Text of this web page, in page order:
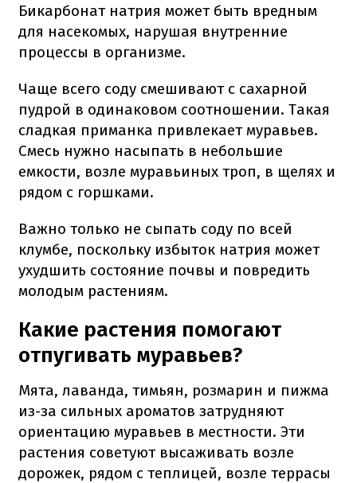
Бикарбонат натрия может быть вредным
для насекомых, нарушая внутренние
процессы в организме.
Чаще всего соду смешивают с сахарной
пудрой в одинаковом соотношении. Такая
сладкая приманка привлекает муравьев.
Смесь нужно насыпать в небольшие
емкости, возле муравьиных троп, в щелях и
рядом с горшками.
Важно только не сыпать соду по всей
клумбе, поскольку избыток натрия может
ухудшить состояние почвы и повредить
молодым растениям.
Какие растения помогают
отпугивать муравьев?
Мята, лаванда, тимьян, розмарин и пижма
из-за сильных ароматов затрудняют
ориентацию муравьев в местности. Эти
растения советуют высаживать возле
дорожек, рядом с теплицей, возле террасы